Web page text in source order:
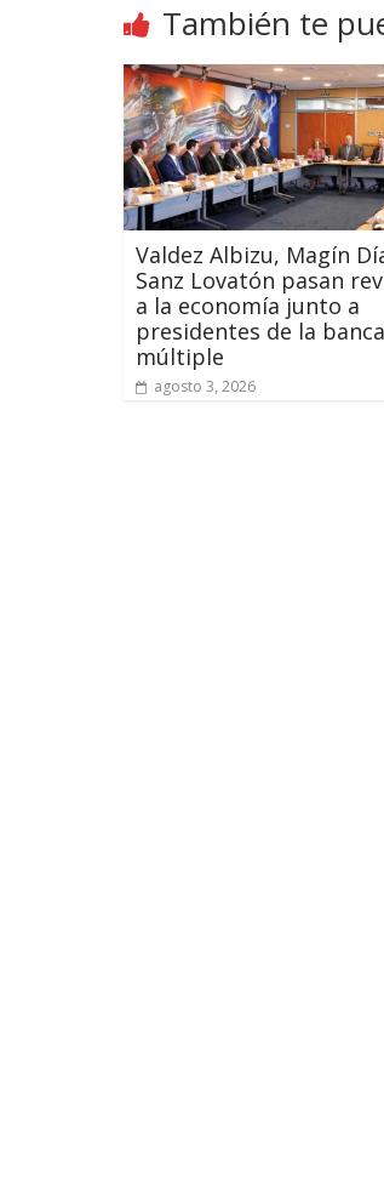
También te
Valdez Albizu, Magín
Sanz Lovatón pasan
a la economía junto a
presidentes de la banca
múltiple
agosto 3, 2026